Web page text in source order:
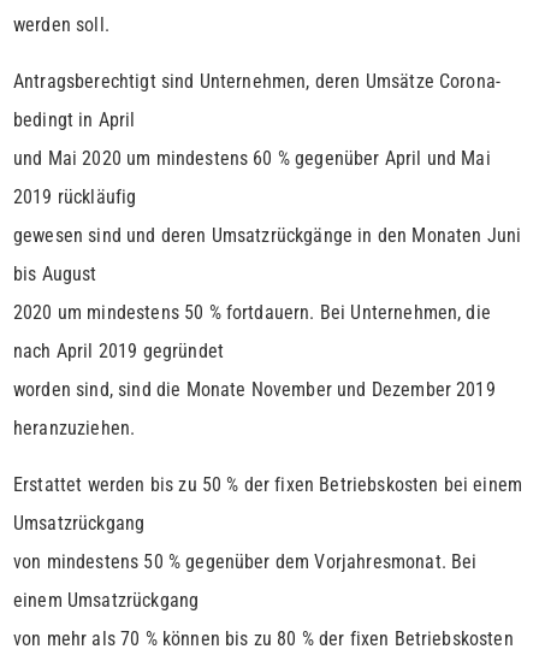
werden soll.
Antragsberechtigt sind Unternehmen, deren Umsätze Corona-
bedingt in April
und Mai 2020 um mindestens 60 % gegenüber April und Mai
2019 rückläufig
gewesen sind und deren Umsatzrückgänge in den Monaten Juni
bis August
2020 um mindestens 50 % fortdauern. Bei Unternehmen, die
nach April 2019 gegründet
worden sind, sind die Monate November und Dezember 2019
heranzuziehen.
Erstattet werden bis zu 50 % der fixen Betriebskosten bei einem
Umsatzrückgang
von mindestens 50 % gegenüber dem Vorjahresmonat. Bei
einem Umsatzrückgang
von mehr als 70 % können bis zu 80 % der fixen Betriebskosten